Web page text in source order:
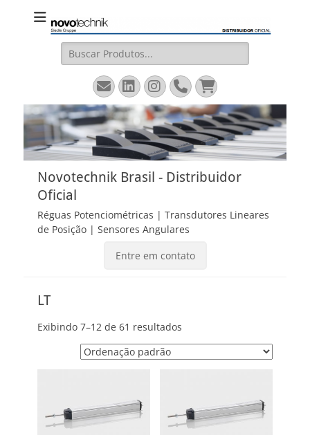
Novotechnik
Brasil
Site Oficial – Régua Potenciométrica, Transdutor Linear
Magnetostritivo, Sensores Angulares
Pesquisar
por:
EmailLinkedIn
Instagram
FoneCarrinho
Novotechnik Brasil - Distribuidor
Oficial
Réguas Potenciométricas | Transdutores Lineares
de Posição | Sensores Angulares
Entre em contato
LT
Exibindo 7–12 de 61 resultados